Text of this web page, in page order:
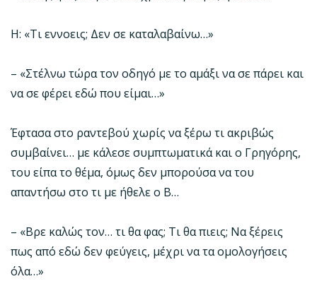
Η: «Τι εννοεις; Δεν σε καταλαβαίνω…»
– «Στέλνω τώρα τον οδηγό με το αμάξι να σε πάρει και
να σε φέρει εδώ που είμαι…»
Έφτασα στο ραντεβού χωρίς να ξέρω τι ακριβώς
συμβαίνει… με κάλεσε συμπτωματικά και ο Γρηγόρης,
του είπα το θέμα, όμως δεν μπορούσα να του
απαντήσω στο τι με ήθελε ο Β…
– «Βρε καλώς τον… τι θα φας; Τι θα πιεις; Να ξέρεις
πως από εδώ δεν φεύγεις, μέχρι να τα ομολογήσεις
όλα…»